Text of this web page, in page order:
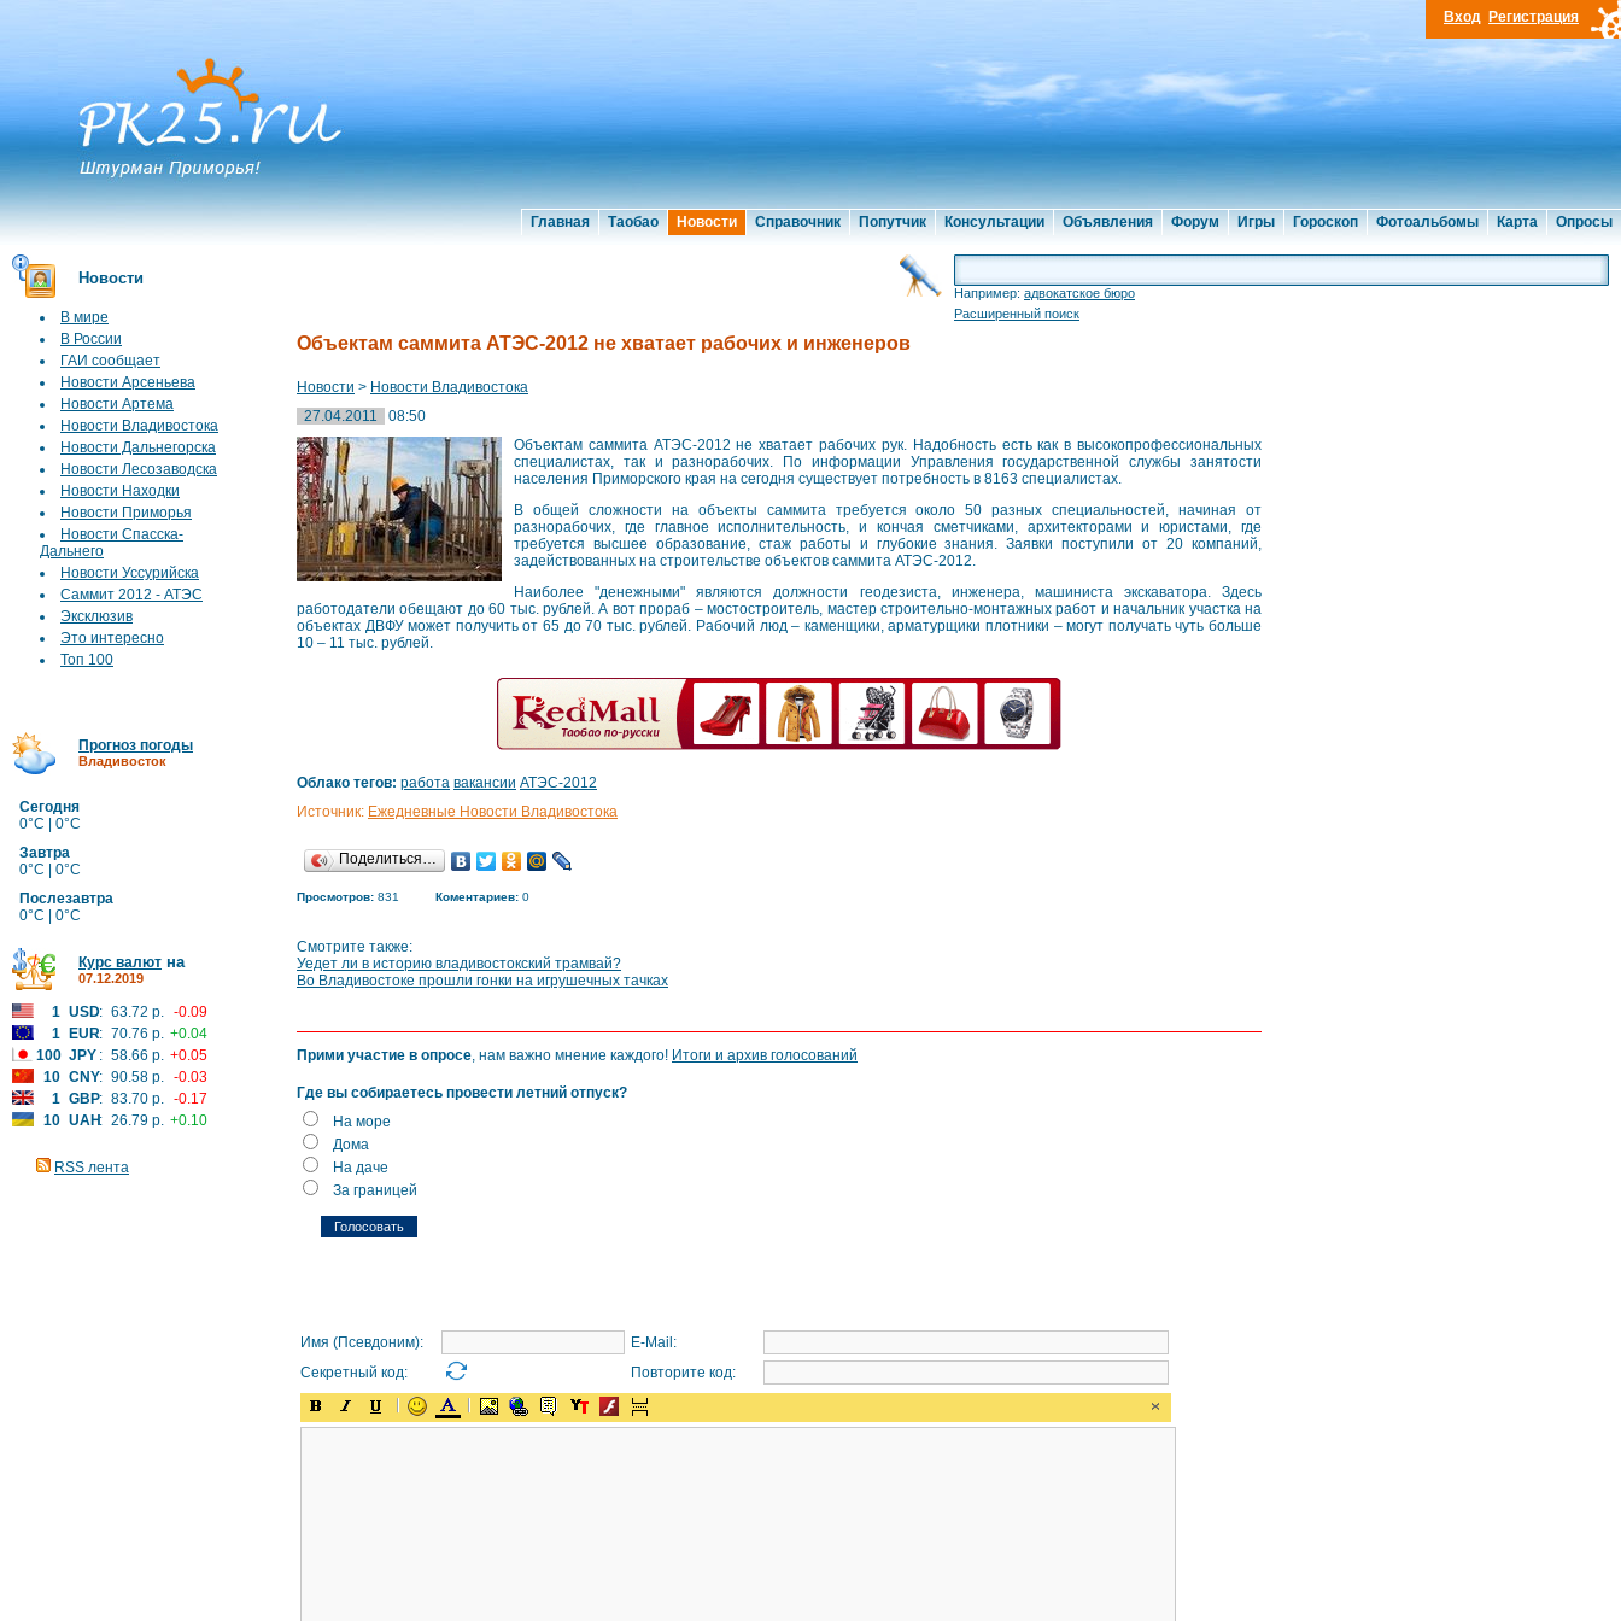
Главная Таобао Новости Справочник Попутчик Консультации Объявления Форум Игры Гороскоп Фотоальбомы Карта Опросы
Вход Регистрация
Новости
В мире
В России
ГАИ сообщает
Новости Арсеньева
Новости Артема
Новости Владивостока
Новости Дальнегорска
Новости Лесозаводска
Новости Находки
Новости Приморья
Новости Спасска-
Дальнего
Новости Уссурийска
Саммит 2012 - АТЭС
Эксклюзив
Это интересно
Топ 100
Прогноз погоды
Владивосток
Сегодня
0°C | 0°C
Завтра
0°C | 0°C
Послезавтра
0°C | 0°C
Курс валют на
07.12.2019
1 USD: 63.72 р. -0.09
1
EUR: 70.76 р. +0.04
100 JPY : 58.66 р. +0.05
10 CNY: 90.58 р. -0.03
1 GBP: 83.70 р. -0.17
10 UAH: 26.79 р. +0.10
RSS лента
Например: адвокатское бюро
Расширенный поиск
Объектам саммита АТЭС-2012 не хватает рабочих и инженеров
Новости > Новости Владивостока
27.04.2011
08:50
Объектам саммита АТЭС-2012 не хватает рабочих рук. Надобность есть как в высокопрофессиональных
специалистах, так и разнорабочих. По информации Управления государственной службы занятости
населения Приморского края на сегодня существует потребность в 8163 специалистах.
В общей сложности на объекты саммита требуется около 50 разных специальностей, начиная от
разнорабочих, где главное исполнительность, и кончая сметчиками, архитекторами и юристами, где
требуется высшее образование, стаж работы и глубокие знания. Заявки поступили от 20 компаний,
задействованных на строительстве объектов саммита АТЭС-2012.
Наиболее "денежными" являются должности геодезиста, инженера, машиниста экскаватора. Здесь
работодатели обещают до 60 тыс. рублей. А вот прораб – мостостроитель, мастер строительно-монтажных работ и начальник участка на
объектах ДВФУ может получить от 65 до 70 тыс. рублей. Рабочий люд – каменщики, арматурщики плотники – могут получать чуть больше
10 – 11 тыс. рублей.
Облако тегов: работа вакансии АТЭС-2012
Источник: Ежедневные Новости Владивостока
Поделиться…
Просмотров: 831 Коментариев: 0
Смотрите также:
Уедет ли в историю владивостокский трамвай?
Во Владивостоке прошли гонки на игрушечных тачках
Прими участие в опросе, нам важно мнение каждого! Итоги и архив голосований
Где вы собираетесь провести летний отпуск?
На море
Дома
На даче
За границей
Имя (Псевдоним):
E-Mail:
Секретный код:
Повторите код: